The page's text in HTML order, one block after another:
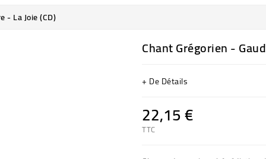
- La Joie (CD)
Chant Grégorien -
+ De Détails
22,15 €
TTC